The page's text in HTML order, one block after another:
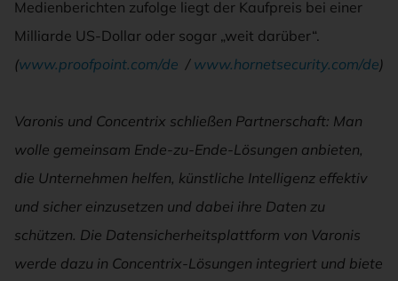
Medienberichten zufolge liegt der Kaufpreis bei einer
Milliarde US-Dollar oder sogar „weit darüber“.
(www.proofpoint.com/de / www.hornetsecurity.com/de)
Varonis und Concentrix schließen Partnerschaft: Man
wolle gemeinsam Ende-zu-Ende-Lösungen anbieten,
die Unternehmen helfen, künstliche Intelligenz effektiv
und sicher einzusetzen und dabei ihre Daten zu
schützen. Die Datensicherheitsplattform von Varonis
werde dazu in Concentrix-Lösungen integriert und biete